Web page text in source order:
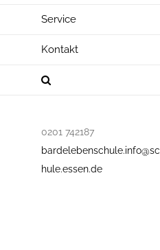
Service
Kontakt
0201 742187
bardelebenschule.info@sc
hule.essen.de